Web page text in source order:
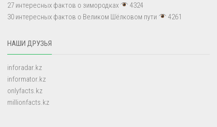
27 интересных фактов о зимородках
4324
30 интересных фактов о Великом Шёлковом пути
4261
НАШИ ДРУЗЬЯ
inforadar.kz
informator.kz
onlyfacts.kz
millionfacts.kz